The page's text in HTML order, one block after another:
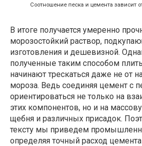
Соотношение песка и цемента зависит
В итоге получается умеренно
морозостойкий раствор,
изготовления и дешевизной.
полученные таким способом
начинают трескаться даже не от
мороза. Ведь соединяя цемент с
ориентироваться не только на
этих компонентов, но и на
щебня и различных присадок.
тексту мы приведем
определяя точный расход